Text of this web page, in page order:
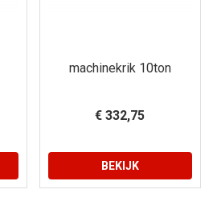
machinekrik 10ton
€ 332,75
BEKIJK